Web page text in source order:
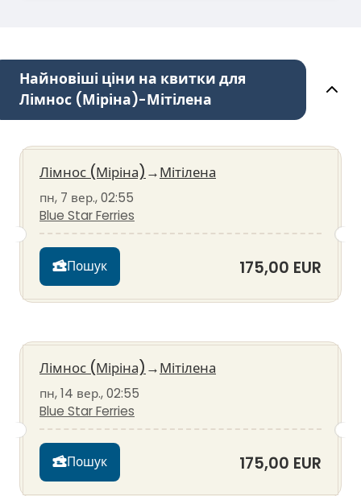
Найновіші ціни на квитки для
Лімнос (Міріна)-Мітілена
Лімнос (Міріна) →Мітілена
пн, 7 вер., 02:55
Blue Star Ferries
Пошук 175,00 EUR
Лімнос (Міріна) →Мітілена
пн, 14 вер., 02:55
Blue Star Ferries
Пошук 175,00 EUR